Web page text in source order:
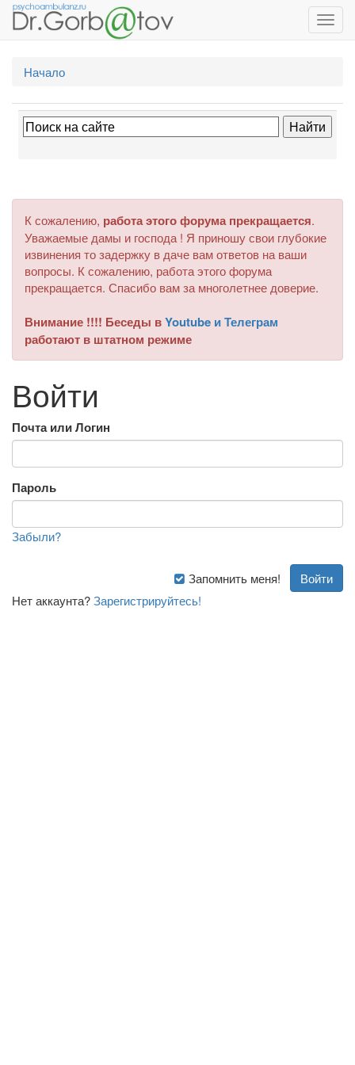
Начало
К сожалению, работа этого форума прекращается.
Уважаемые дамы и господа ! Я приношу свои глубокие
извинения то задержку в даче вам ответов на ваши
вопросы. К сожалению, работа этого форума
прекращается. Спасибо вам за многолетнее доверие.
Внимание !!!! Беседы вYoutube и Телеграм
работают в штатном режиме
Войти
Почта или Логин
Пароль
Забыли?
Запомнить меня!
Нет аккаунта?Зарегистрируйтесь!